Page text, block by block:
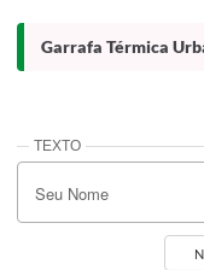
Garrafa Térmica